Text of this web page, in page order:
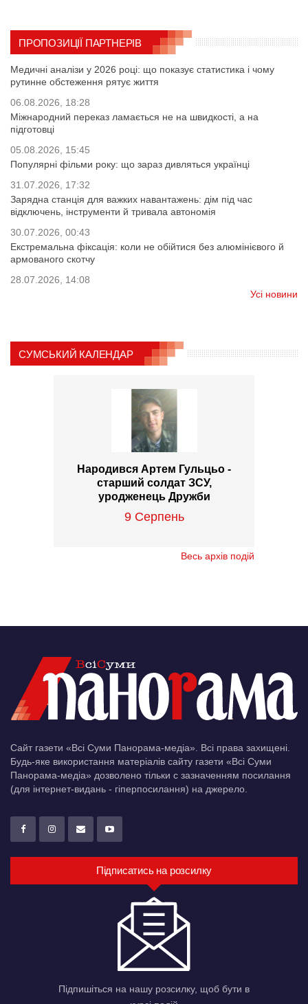
ПРОПОЗИЦІЇ ПАРТНЕРІВ
Медичні аналізи у 2026 році: що показує статистика і чому
рутинне обстеження рятує життя
06.08.2026, 18:28
Міжнародний переказ ламається не на швидкості, а на
підготовці
05.08.2026, 15:45
Популярні фільми року: що зараз дивляться українці
31.07.2026, 17:32
Зарядна станція для важких навантажень: дім під час
відключень, інструменти й тривала автономія
30.07.2026, 00:43
Екстремальна фіксація: коли не обійтися без алюмінієвого й
армованого скотчу
28.07.2026, 14:08
Усі новини
СУМСЬКИЙ КАЛЕНДАР
Народився Артем Гульцьо -
старший солдат ЗСУ,
уродженець Дружби
9 Серпень
Весь архів подій
Сайт газети «Всі Суми Панорама-медіа». Всі права захищені.
Будь-яке використання матеріалів сайту газети «Всі Суми
Панорама-медіа» дозволено тільки c зазначенням посилання
(для інтернет-видань - гіперпосилання) на джерело.
Підписатись на розсилку
Підпишіться на нашу розсилку, щоб бути в